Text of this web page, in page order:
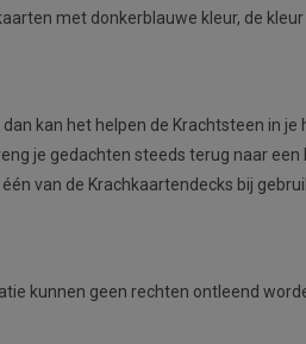
met donkerblauwe kleur, de kleur
kan het helpen de Krachtsteen in
je gedachten steeds terug naar
van de Krachkaartendecks bij
kunnen geen rechten ontleend